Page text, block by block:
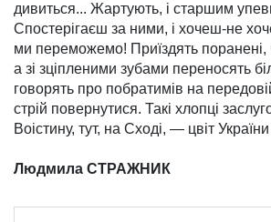
диви­ться... Жарту­ють, і стар­шим
Спостері­гаєш за ними, і хочеш-не
ми перемо­жемо! Приїздять поранені,
а зі зціп­леними зубами пере­но­сять
говорять про побратимів на
стрій повернутися. Такі хлопці
Воістину, тут, на Сході, — цвіт
Людмила СТРАЖНИК